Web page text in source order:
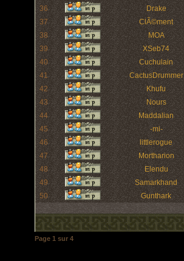
36
Drake
37
ClÃ©ment
38
MOA
39
XSeb74
40
Cuchulain
41
CactusDrummer
42
Khufu
43
Nours
44
Maddalian
45
-mi-
46
littlerogue
47
Mortharion
48
Elendu
49
Samarkhand
50
Gunthark
Page 1 sur 4